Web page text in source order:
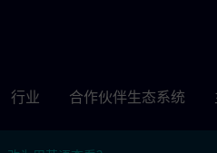
行业 合作伙伴生态系统